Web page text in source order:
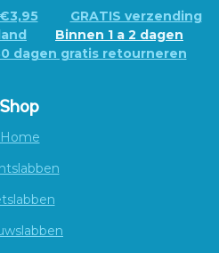
GRATIS verzending
Binnen 1 a 2 dagen
dagen gratis retourneren
Shop
Home